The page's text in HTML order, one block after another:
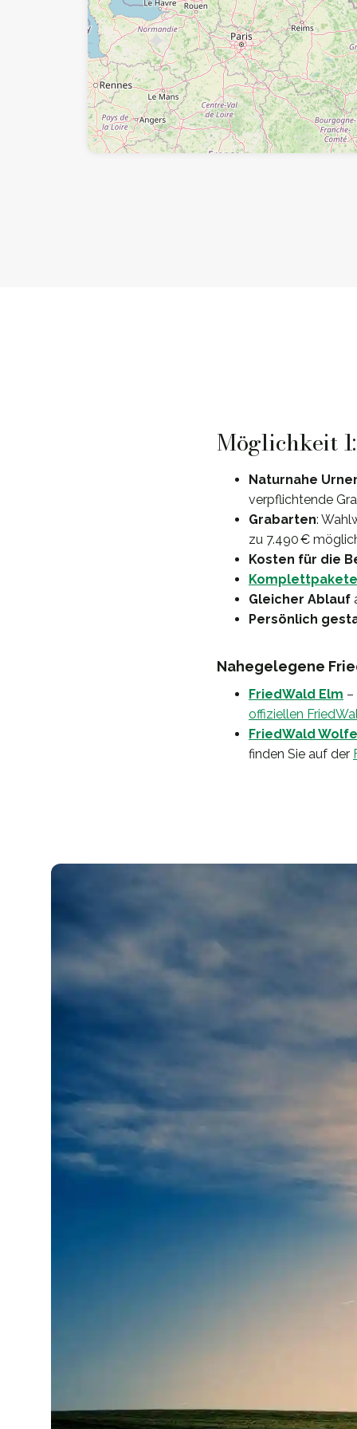
Möglichkeit
Naturnahe
verpflichtende
Grabarten:
zu 7.490 €
Kosten für die
Komplettpakete
Gleicher Ablauf
Persönlich
Nahegelegene
FriedWald Elm
offiziellen
FriedWald
finden Sie auf der